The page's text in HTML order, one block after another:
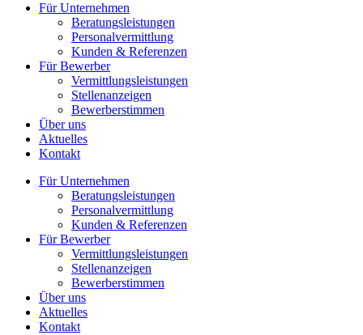
Für Unternehmen
Beratungsleistungen
Personalvermittlung
Kunden & Referenzen
Für Bewerber
Vermittlungsleistungen
Stellenanzeigen
Bewerberstimmen
Über uns
Aktuelles
Kontakt
Für Unternehmen
Beratungsleistungen
Personalvermittlung
Kunden & Referenzen
Für Bewerber
Vermittlungsleistungen
Stellenanzeigen
Bewerberstimmen
Über uns
Aktuelles
Kontakt